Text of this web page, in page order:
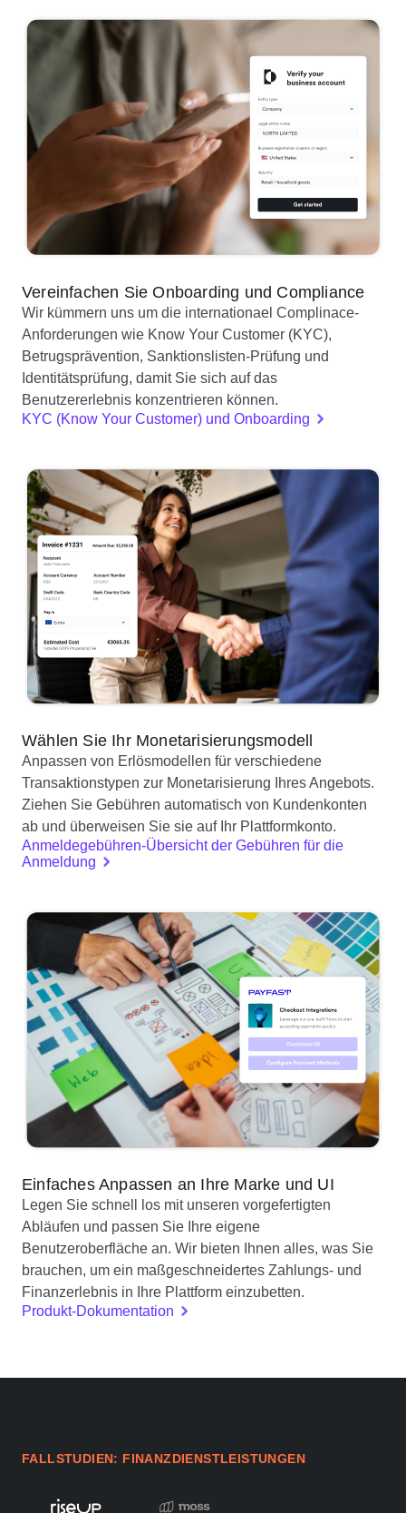
Vereinfachen Sie Onboarding und Compliance
Wir kümmern uns um die internationael Complinace-
Anforderungen wie Know Your Customer (KYC),
Betrugsprävention, Sanktionslisten-Prüfung und
Identitätsprüfung, damit Sie sich auf das
Benutzererlebnis konzentrieren können.
KYC (Know Your Customer) und Onboarding
Wählen Sie Ihr Monetarisierungsmodell
Anpassen von Erlösmodellen für verschiedene
Transaktionstypen zur Monetarisierung Ihres Angebots.
Ziehen Sie Gebühren automatisch von Kundenkonten
ab und überweisen Sie sie auf Ihr Plattformkonto.
Anmeldegebühren-Übersicht der Gebühren für die
Anmeldung
Einfaches Anpassen an Ihre Marke und UI
Legen Sie schnell los mit unseren vorgefertigten
Abläufen und passen Sie Ihre eigene
Benutzeroberfläche an. Wir bieten Ihnen alles, was Sie
brauchen, um ein maßgeschneidertes Zahlungs- und
Finanzerlebnis in Ihre Plattform einzubetten.
Produkt-Dokumentation
FALLSTUDIEN: FINANZDIENSTLEISTUNGEN